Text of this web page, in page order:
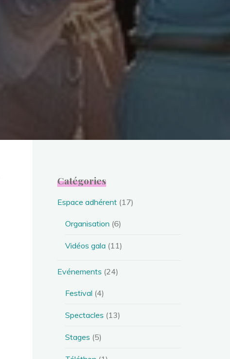
Catégories
Espace adhérent (17)
Organisation (6)
Vidéos gala (11)
Evénements (24)
Festival (4)
Spectacles (13)
Stages (5)